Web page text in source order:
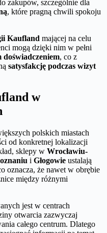
zakupów, szczególnie dla
, które pragną chwili spokoju
Kaufland mającej na celu
mogą dzięki nim w pełni
, co z
satysfakcję podczas wizyt
w
polskich miastach
od konkretnej lokalizacji
sklepy w Wrocławiu-
i Głogowie ustalają
oznacza, że nawet w obrębie
między różnymi
jest w centrach
otwarcia zazwyczaj
całego centrum. Dlatego